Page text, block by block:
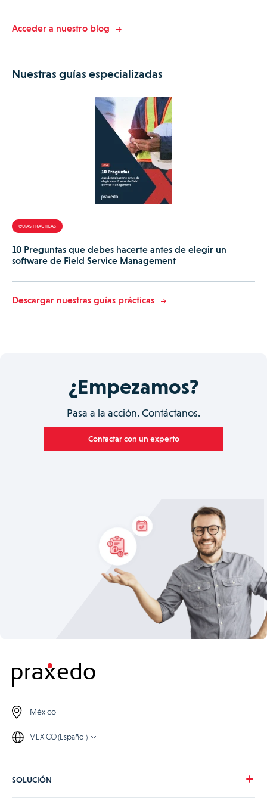
Acceder a nuestro blog
Nuestras guías especializadas
GUÍAS PRACTICAS
10 Preguntas que debes hacerte antes de elegir un
software de Field Service Management
Descargar nuestras guías prácticas
¿Empezamos?
Pasa a la acción. Contáctanos.
Contactar con un experto
México
MEXICO (Español)
SOLUCIÓN